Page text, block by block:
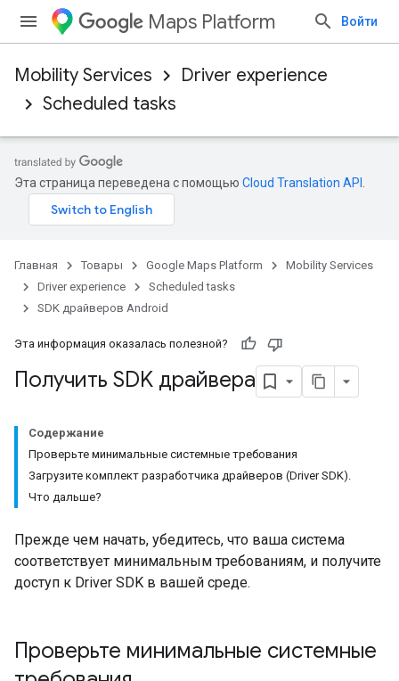
Maps Platform Войти
Mobility Services
Driver experience
Scheduled tasks
Эта страница переведена с помощью Cloud Translation API
Главная Товары Google Maps Platform
Mobility Services
Driver experience
Scheduled tasks
SDK драйверов Android
Эта информация оказалась полезной?
Получить SDK драйвера
Содержание
Проверьте минимальные системные требования
Загрузите комплект разработчика драйверов (Driver SDK).
Что дальше?
Прежде чем начать, убедитесь, что ваша система
соответствует минимальным требованиям, и получите
доступ к Driver SDK в вашей среде.
Проверьте минимальные системные